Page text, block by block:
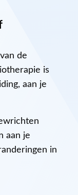
de
is
aan je
aan je
in